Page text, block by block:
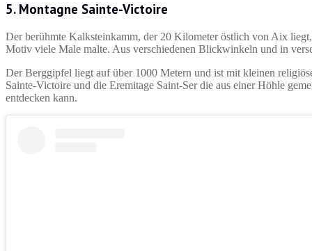
5. Montagne Sainte-Victoire
Der berühmte Kalksteinkamm, der 20 Kilometer östlich von Aix
Motiv viele Male malte. Aus verschiedenen Blickwinkeln und in
Der Berggipfel liegt auf über 1000 Metern und ist mit kleinen
Sainte-Victoire und die Eremitage Saint-Ser die aus einer Höhle
entdecken kann.